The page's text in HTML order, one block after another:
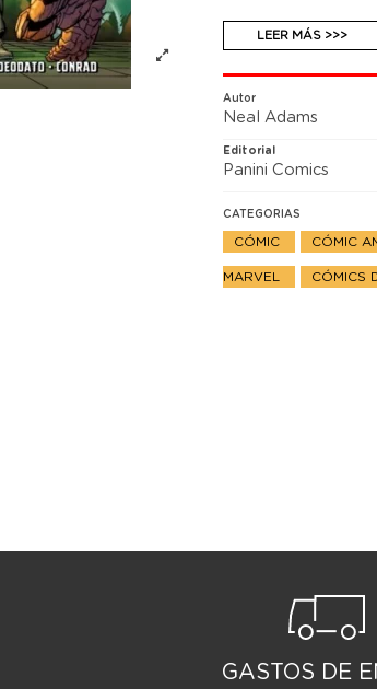
conseguido
Ahora, Norman se
LEER MÁS >>>
Autor
Neal Adams
Editorial
Panini Comics
CATEGORIAS
CÓMIC CÓMIC
MARVEL CÓMICS
GASTOS DE